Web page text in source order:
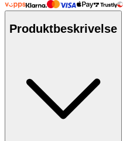
Produktbeskrivelse